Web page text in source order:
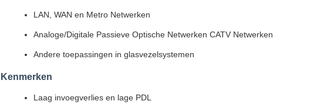
LAN, WAN en Metro Netwerken
Analoge/Digitale Passieve Optische Netwerken CATV Netwerken
Andere toepassingen in glasvezelsystemen
Kenmerken
Laag invoegverlies en lage PDL